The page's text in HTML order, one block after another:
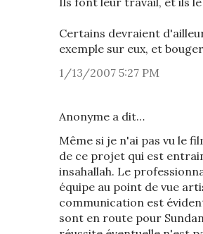
Certains devraient
exemple sur eux, et
1/13/2007 5:27 PM
Anonyme a dit…
Même si je n'ai pas vu le
de ce projet qui est
insahallah. Le
équipe au point de vue
communication est
sont en route pour